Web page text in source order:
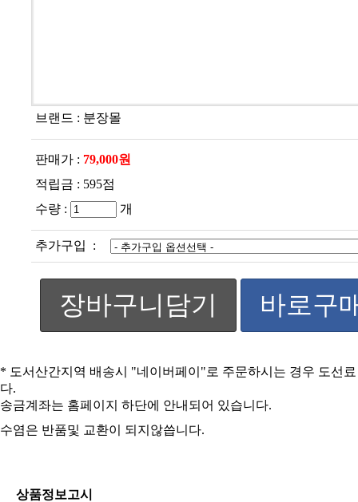
브랜드 : 분장몰
판매가 : 79,000원
적립금 : 595점
수량 :
개
추가구입 :
장바구니담기 바로구
* 도서산간지역 배송시 "네이버페이"로 주문하시는 경우 도선
다.
송금계좌는 홈페이지 하단에 안내되어 있습니다.
수염은 반품및 교환이 되지않씁니다.
상품정보고시